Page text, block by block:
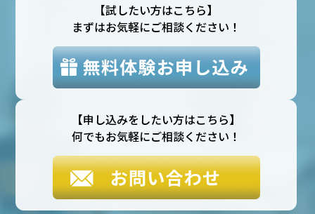
【試したい方はこちら】
まずはお気軽にご相談ください！
【申し込みをしたい方はこちら】
何でもお気軽にご相談ください！